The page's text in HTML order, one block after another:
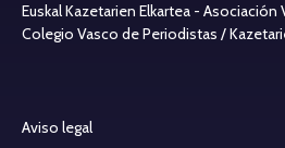
Euskal Kazetarien Elkartea - Asociación
Colegio Vasco de Periodistas /
Aviso legal